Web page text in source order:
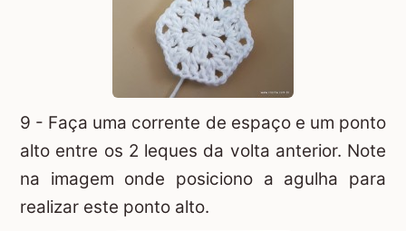
9 - Faça uma corrente de espaço e um ponto
alto entre os 2 leques da volta anterior. Note
na imagem onde posiciono a agulha para
realizar este ponto alto.